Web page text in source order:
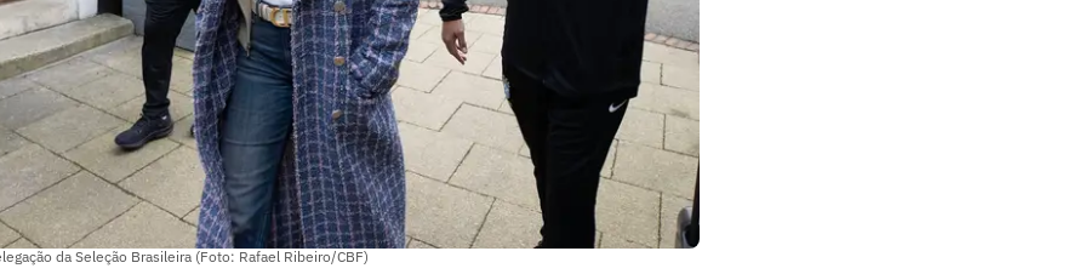
da Seleção Brasileira (Foto: Rafael Ribeiro/CBF)